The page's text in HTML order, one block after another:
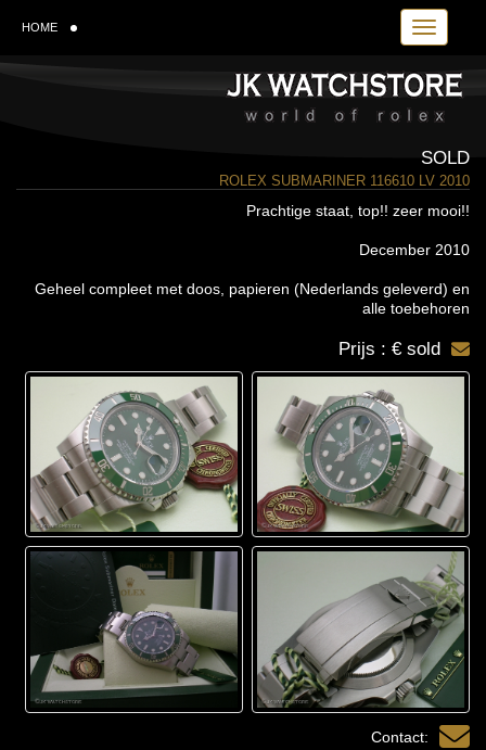
Toggle
HOME
SOLD
ROLEX SUBMARINER 116610 LV 2010
Prachtige staat, top!! zeer mooi!!
December 2010
Geheel compleet met doos, papieren (Nederlands geleverd) en
alle toebehoren
Prijs : € sold
Contact: